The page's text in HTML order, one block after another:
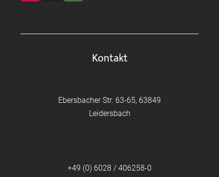
Kontakt
Ebersbacher Str. 63-65, 63849
Leidersbach
+49 (0) 6028 / 406258-0